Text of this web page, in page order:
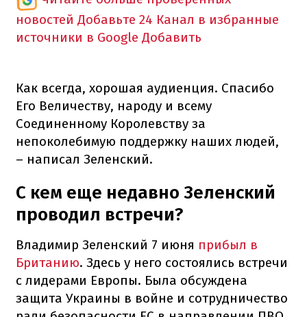
новостей Добавьте 24 Канал в избранные
источники в Google Добавить
Как всегда, хорошая аудиенция. Спасибо
Его Величеству, народу и всему
Соединенному Королевству за
непоколебимую поддержку наших людей,
– написал Зеленский.
С кем еще недавно Зеленский
проводил встречи?
Владимир Зеленский 7 июня прибыл в
Британию. Здесь у него состоялись встречи
с лидерами Европы. Была обсуждена
защита Украины в войне и сотрудничество